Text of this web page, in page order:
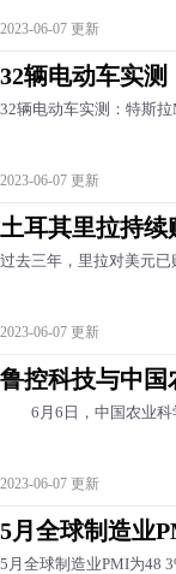
2023-06-07 更新
32辆电动车实
32辆电动车实测：特斯
2023-06-07 更新
土耳其里拉持续
过去三年，里拉对美元
2023-06-07 更新
鲁控科技与中国
6月6日，中国农业科
2023-06-07 更新
5月全球制造业
5月全球制造业PMI为48